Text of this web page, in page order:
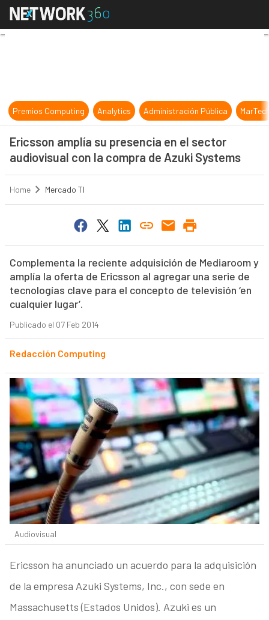
Ericsson amplía su presencia en
Premios Computing Analytics Administración Pública
Ericsson amplía su presencia en el sector
audiovisual con la compra de Azuki Systems
Home Mercado TI
Complementa la reciente adquisición de Mediaroom y
amplía la oferta de Ericsson al agregar una serie de
tecnologías clave para el concepto de televisión ‘en
cualquier lugar’.
Publicado el 07 Feb 2014
Redacción Computing
Audiovisual
Ericsson ha anunciado un acuerdo para la adquisición
de la empresa Azuki Systems, Inc., con sede en
Massachusetts (Estados Unidos). Azuki es un